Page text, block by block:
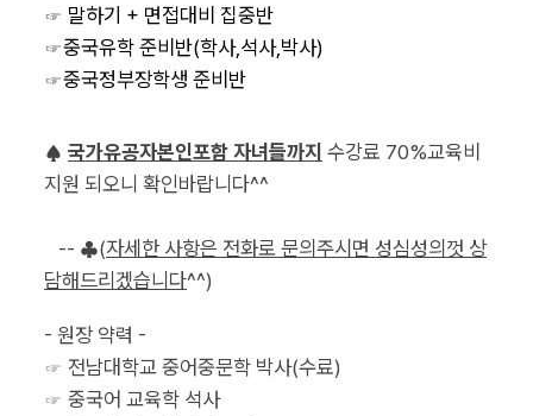
☞ 말하기 + 면접대비 집중반
☞중국유학 준비반(학사,석사,박사)
☞중국정부장학생 준비반
♠ 국가유공자본인포함 자녀들까지 수강료 70%교육비
지원 되오니 확인바랍니다^^
-- ♣(자세한 사항은 전화로 문의주시면 성심성의껏 상
담해드리겠습니다^^)
- 원장 약력 -
☞ 전남대학교 중어중문학 박사(수료)
☞ 중국어 교육학 석사